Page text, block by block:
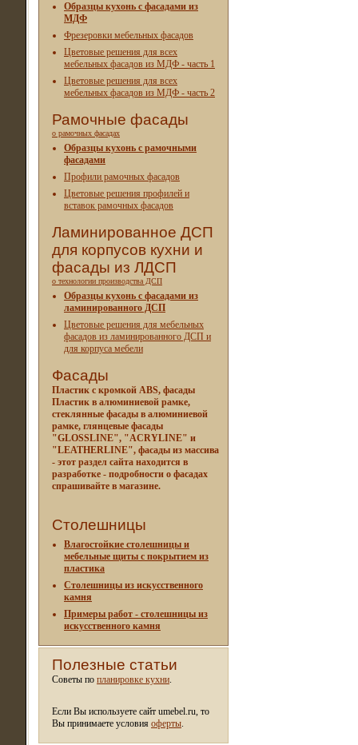
Образцы кухонь с фасадами из
МДФ
Фрезеровки мебельных фасадов
Цветовые решения для всех
мебельных фасадов из МДФ - часть 1
Цветовые решения для всех
мебельных фасадов из МДФ - часть 2
Рамочные фасады
о рамочных фасадах
Образцы кухонь с рамочными
фасадами
Профили рамочных фасадов
Цветовые решения профилей и
вставок рамочных фасадов
Ламинированное ДСП
для корпусов кухни и
фасады из ЛДСП
о технологии производства ДСП
Образцы кухонь с фасадами из
ламинированного ДСП
Цветовые решения для мебельных
фасадов из ламинированного ДСП и
для корпуса мебели
Фасады
Пластик с кромкой ABS, фасады
Пластик в алюминиевой рамке,
стеклянные фасады в алюминиевой
рамке, глянцевые фасады
"GLOSSLINE", "ACRYLINE" и
"LEATHERLINE", фасады из массива
- этот раздел сайта находится в
разработке - подробности о фасадах
спрашивайте в магазине.
Столешницы
Влагостойкие столешницы и
мебельные щиты c покрытием из
пластика
Столешницы из искусственного
камня
Примеры работ - столешницы из
искусственного камня
Полезные статьи
Советы по планировке кухни.
Если Вы используете сайт umebel.ru, то
Вы принимаете условия оферты.